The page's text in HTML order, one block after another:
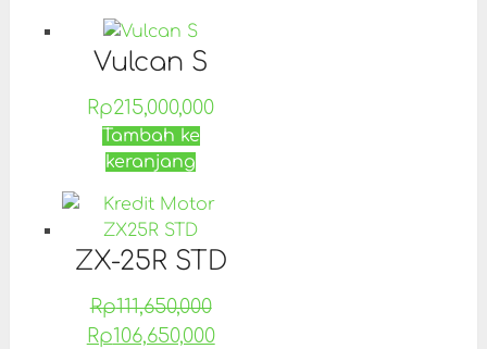
Vulcan S
Rp215,000,000
Tambah ke
keranjang
ZX-25R STD
Rp111,650,000
Rp106,650,000